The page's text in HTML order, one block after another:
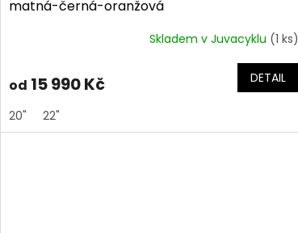
matná-černá-oranžová
Skladem v Juvacyklu (1 ks)
od 15 990 Kč DETAIL
20" 22"